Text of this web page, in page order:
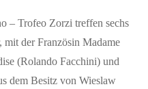
– Trofeo Zorzi treffen sechs
mit der Französin Madame
(Rolando Facchini) und
dem Besitz von Wieslaw